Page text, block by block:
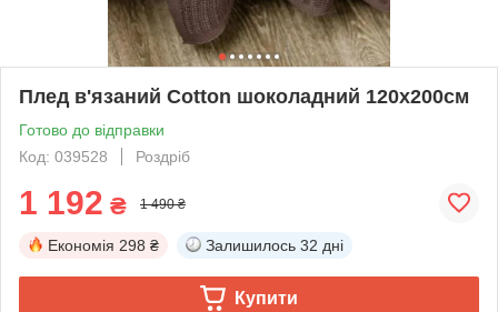
Плед в'язаний Cotton шоколадний 120x200см
Готово до відправки
Код: 039528
Роздріб
1 192 ₴ 1 490 ₴
Економія 298 ₴ Залишилось 32 дні
Купити